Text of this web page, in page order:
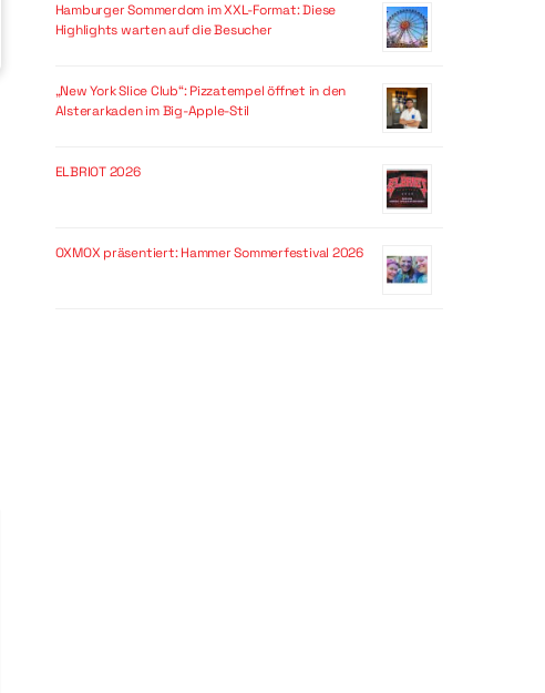
Hamburger Sommerdom im XXL-Format: Diese
Highlights warten auf die Besucher
„New York Slice Club“: Pizzatempel öffnet in den
Alsterarkaden im Big-Apple-Stil
ELBRIOT 2026
OXMOX präsentiert: Hammer Sommerfestival 2026